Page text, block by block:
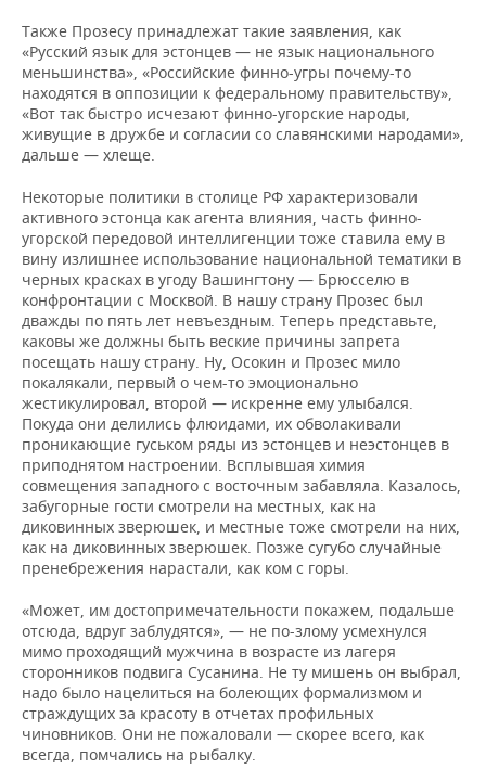
Также Прозесу принадлежат такие заявления, как
«Русский язык для эстонцев — не язык национального
меньшинства», «Российские финно-угры почему-то
находятся в оппозиции к федеральному правительству»,
«Вот так быстро исчезают финно-угорские народы,
живущие в дружбе и согласии со славянскими народами»,
дальше — хлеще.
Некоторые политики в столице РФ характеризовали
активного эстонца как агента влияния, часть финно-
угорской передовой интеллигенции тоже ставила ему в
вину излишнее использование национальной тематики в
черных красках в угоду Вашингтону — Брюсселю в
конфронтации с Москвой. В нашу страну Прозес был
дважды по пять лет невъездным. Теперь представьте,
каковы же должны быть веские причины запрета
посещать нашу страну. Ну, Осокин и Прозес мило
покалякали, первый о чем-то эмоционально
жестикулировал, второй — искренне ему улыбался.
Покуда они делились флюидами, их обволакивали
проникающие гуськом ряды из эстонцев и неэстонцев в
приподнятом настроении. Всплывшая химия
совмещения западного с восточным забавляла. Казалось,
забугорные гости смотрели на местных, как на
диковинных зверюшек, и местные тоже смотрели на них,
как на диковинных зверюшек. Позже сугубо случайные
пренебрежения нарастали, как ком с горы.
«Может, им достопримечательности покажем, подальше
отсюда, вдруг заблудятся», — не по-злому усмехнулся
мимо проходящий мужчина в возрасте из лагеря
сторонников подвига Сусанина. Не ту мишень он выбрал,
надо было нацелиться на болеющих формализмом и
страждущих за красоту в отчетах профильных
чиновников. Они не пожаловали — скорее всего, как
всегда, помчались на рыбалку.